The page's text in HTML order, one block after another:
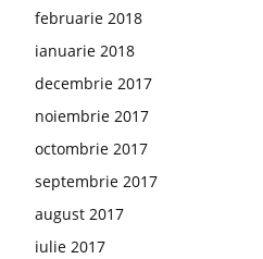
februarie 2018
ianuarie 2018
decembrie 2017
noiembrie 2017
octombrie 2017
septembrie 2017
august 2017
iulie 2017